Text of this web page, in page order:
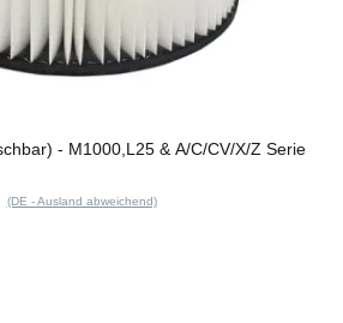
- M1000,L25 & A/C/CV/X/Z Serie
(DE - Ausland abweichend)